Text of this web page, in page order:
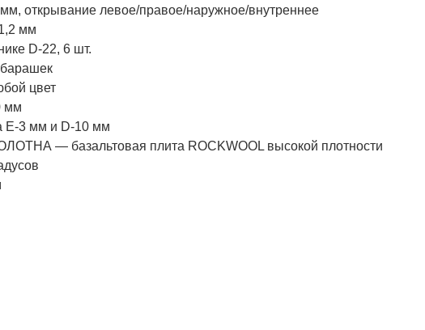
открывание левое/правое/наружное/внутреннее
мм
D-22, 6 шт.
цвет​​​​​​​
мм
3 мм и D-10 мм
— базальтовая плита ROCKWOOL высокой плотности